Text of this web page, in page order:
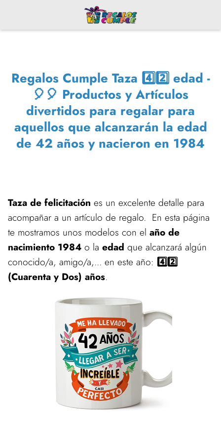
Regalos Cumple Taza 4️⃣2️⃣ edad -
🎈🎈 Productos y Artículos
divertidos para regalar para
aquellos que alcanzarán la edad
de 42 años y nacieron en 1984
Taza de felicitación es un excelente detalle para
acompañar a un artículo de regalo. En esta página
te mostramos unos modelos con el año de
nacimiento 1984 o la edad que alcanzará algún
conocido/a, amigo/a,... en este año: 4️⃣2️⃣
(Cuarenta y Dos) años.